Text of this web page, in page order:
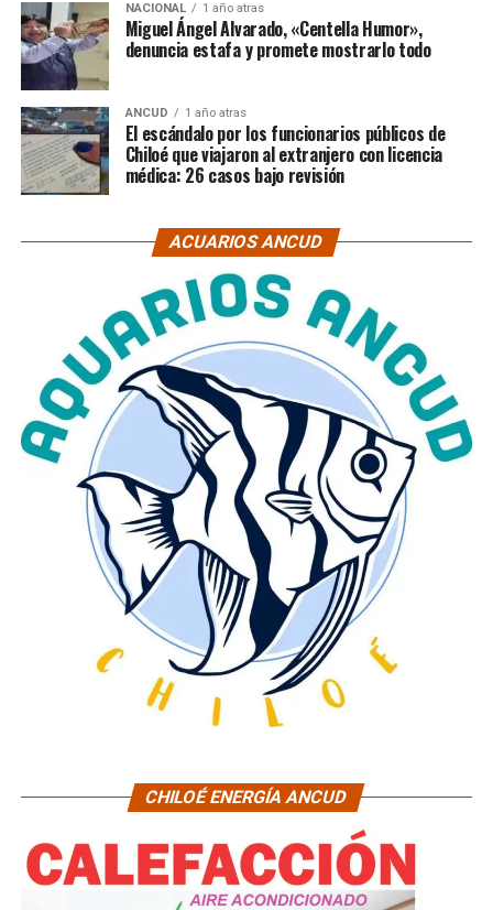
NACIONAL 1 año atras
Miguel Ángel Alvarado, «Centella Humor»,
denuncia estafa y promete mostrarlo todo
ANCUD 1 año atras
El escándalo por los funcionarios públicos de
Chiloé que viajaron al extranjero con licencia
médica: 26 casos bajo revisión
ACUARIOS ANCUD
CHILOÉ ENERGÍA ANCUD